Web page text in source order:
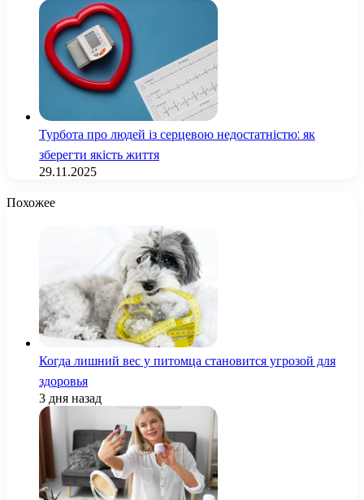
Турбота про людей із серцевою недостатністю: як
зберегти якість життя
29.11.2025
Похожее
Когда лишний вес у питомца становится угрозой для
здоровья
3 дня назад